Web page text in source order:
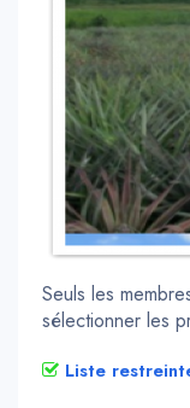
Seuls les
sélectionner les
Liste